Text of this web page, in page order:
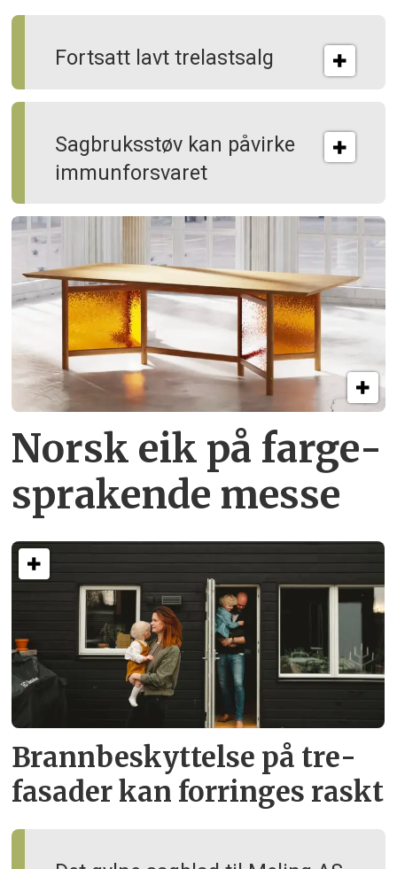
Fortsatt lavt trelastsalg
Sagbruksstøv kan på­virke
immun­forsvaret
Norsk eik på farge­
sprakende messe
Brann­beskyttelse på tre­
fasader kan forringes raskt